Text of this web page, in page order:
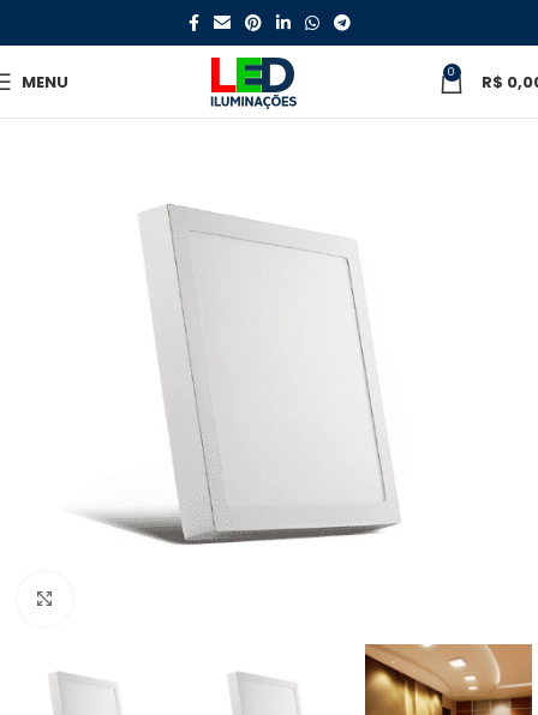
MENU 0 R$